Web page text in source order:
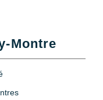
Montre